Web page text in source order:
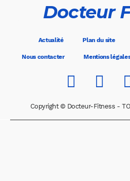
Docteur
Actualité Plan du site
Nous contacter Mentions
Copyright © Docteur-Fitness -